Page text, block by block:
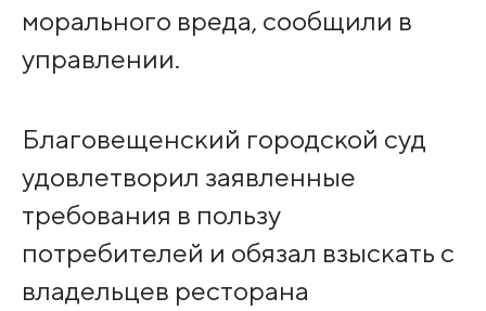
морального вреда, сообщили в
управлении.
Благовещенский городской суд
удовлетворил заявленные
требования в пользу
потребителей и обязал взыскать с
владельцев ресторана